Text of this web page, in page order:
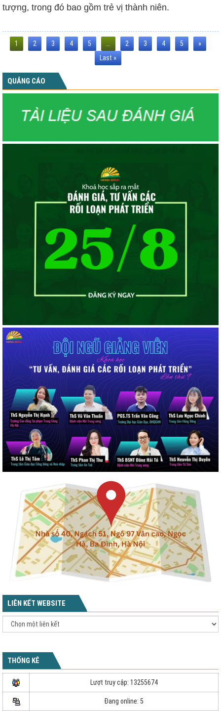
tượng, trong đó bao gồm trẻ vị thành niên.
1 2 3 4 5 2 3 4 5
»
Last »
QUẢNG CÁO
LIÊN KẾT WEBSITE
THỐNG KÊ
Lượt truy cập: 13255674
Đang online: 5